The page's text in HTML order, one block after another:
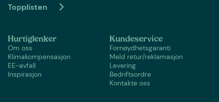
Topplisten
Hurtiglenker
Om oss
Klimakompensasjon
EE-avfall
Inspirasjon
Kundeservice
Fornøydhetsgaranti
Meld retur/reklamasjon
Levering
Bedriftsordre
Kontakte oss